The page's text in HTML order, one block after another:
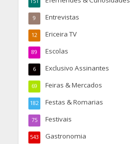
Entrevistas
9
Ericeira TV
12
Escolas
89
Exclusivo Assinantes
6
Feiras & Mercados
69
Festas & Romarias
182
Festivais
75
Gastronomia
543